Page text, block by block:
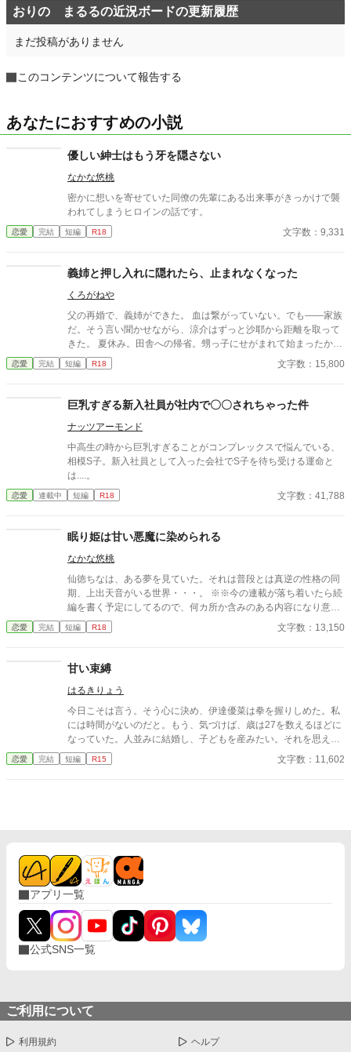
おりの まるるの近況ボードの更新履歴
まだ投稿がありません
このコンテンツについて報告する
あなたにおすすめの小説
優しい紳士はもう牙を隠さない
なかな悠桃
密かに想いを寄せていた同僚の先輩にある出来事がきっかけで襲
われてしまうヒロインの話です。
恋愛 完結 短編 R18 文字数：9,331
義姉と押し入れに隠れたら、止まれなくなった
くろがねや
父の再婚で、義姉ができた。 血は繋がっていない。でも——家族
だ。そう言い聞かせながら、涼介はずっと沙耶から距離を取って
きた。 夏休み。田舎への帰省。甥っ子にせがまれて始まったかく
れんぼ。急いで飛び込んだ押し入れの中に、先客がいた。 「……
涼介くん」 薄い水色の浴衣。下ろした髪。橙色の光に染まった、
う。 夜、来て。 その一言が——涼介の、全部を壊した。 甘く
て、苦しくて、止まれない。 これは、ある夏の、秘密の話。
恋愛 完結 短編 R18 文字数：15,800
巨乳すぎる新入社員が社内で〇〇されちゃった件
ナッツアーモンド
中高生の時から巨乳すぎることがコンプレックスで悩んでいる、
相模S子。新入社員として入った会社でS子を待ち受ける運命と
は....。
恋愛 連載中 短編 R18 文字数：41,788
眠り姫は甘い悪魔に染められる
なかな悠桃
仙徳ちなは、ある夢を見ていた。それは普段とは真逆の性格の同
期、上出天音がいる世界・・・。 ※※今の連載が落ち着いたら続
編を書く予定にしてるので、何カ所か含みのある内容になり意味
が分からないと思います。すみません(´;ω;｀) ※※見直してはおり
ますが、誤字脱字などお見苦しい点ございましたら申し訳ござい
恋愛 完結 短編 R18 文字数：13,150
甘い束縛
はるきりょう
今日こそは言う。そう心に決め、伊達優菜は拳を握りしめた。私
には時間がないのだと。もう、気づけば、歳は27を数えるほどに
なっていた。人並みに結婚し、子どもを産みたい。それを思え
ば、「若い」なんて言葉はもうすぐ使えなくなる。このあたりが
潮時だった。 ※小説家なろうサイト様にも載せています。
恋愛 完結 短編 R15 文字数：11,602
アプリ一覧
公式SNS一覧
ご利用について
利用規約 ヘルプ